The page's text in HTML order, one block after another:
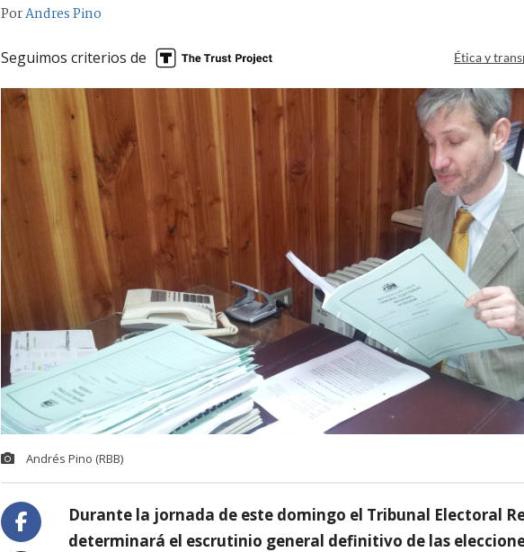
PorAndres Pino
Seguimos criterios de Ética y
Andrés Pino (RBB)
Durante la jornada de este domingo el Tribunal Electoral
determinará el escrutinio general definitivo de las